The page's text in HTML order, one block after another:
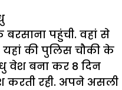
पहुंची. वहां से
की पुलिस चौकी के
वेश बना कर 8 दिन
करती रही. अपने असली